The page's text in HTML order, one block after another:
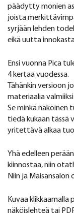
päädytty monien
joista
syrjään lehden
eikä uutta
Ensi vuonna Pica
4 kertaa vuodessa.
Tähänkin versioon
materiaalia
Se minkä näköinen
tiedä kukaan tässä
yritettävä alkaa
Yhä edelleen
kiinnostaa, niin
Niin ja
Kuvaa klikkaamalla
näköislehteä tai